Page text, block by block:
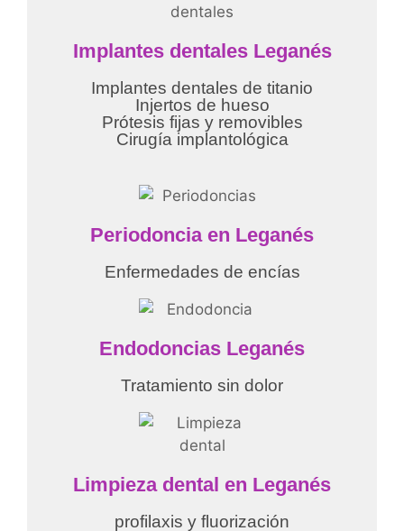
Implantes dentales Leganés
Implantes dentales de titanio
Injertos de hueso
Prótesis fijas y removibles
Cirugía implantológica
Periodoncia en Leganés
Enfermedades de encías
Endodoncias Leganés
Tratamiento sin dolor
Limpieza dental en Leganés
profilaxis y fluorización